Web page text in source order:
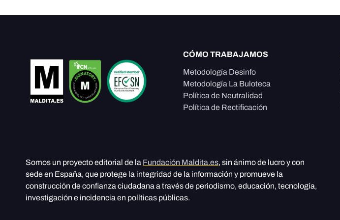
CÓMO TRABAJAMOS
Metodología Desinfo
Metodología La Buloteca
Política de Neutralidad
Política de Rectificación
Somos un proyecto editorial de la Fundación Maldita.es, sin ánimo de lucro y con
sede en España, que protege la integridad de la información y promueve la
construcción de confianza ciudadana a través de periodismo, educación, tecnología,
investigación e incidencia en políticas públicas.